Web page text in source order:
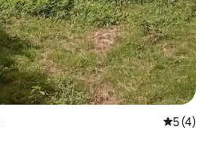
Note
5 (4)